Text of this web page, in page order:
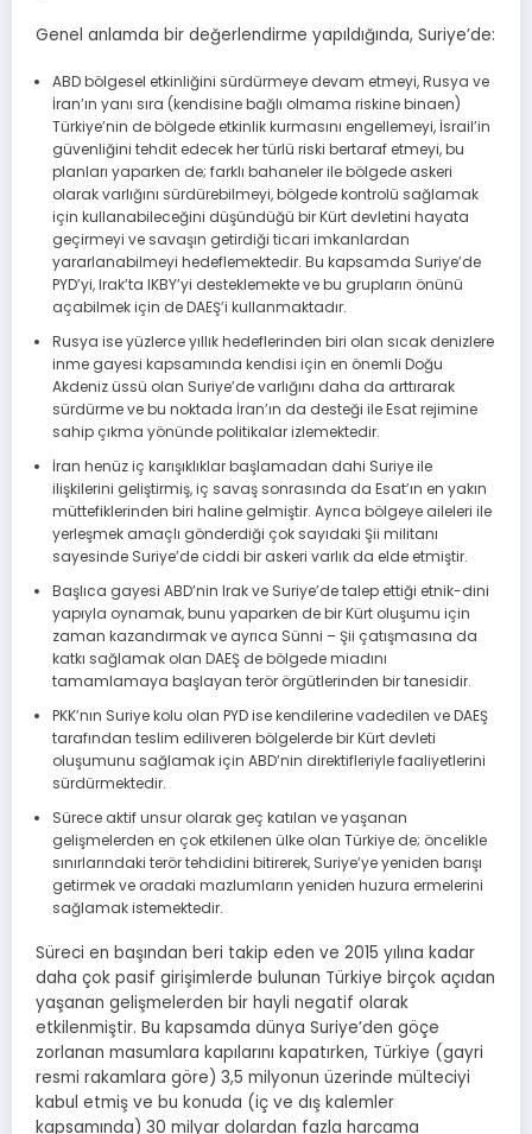
Genel anlamda bir değerlendirme yapıldığında, Suriye’de:
ABD bölgesel etkinliğini sürdürmeye devam etmeyi, Rusya ve
İran’ın yanı sıra (kendisine bağlı olmama riskine binaen)
Türkiye’nin de bölgede etkinlik kurmasını engellemeyi, İsrail’in
güvenliğini tehdit edecek her türlü riski bertaraf etmeyi, bu
planları yaparken de; farklı bahaneler ile bölgede askeri
olarak varlığını sürdürebilmeyi, bölgede kontrolü sağlamak
için kullanabileceğini düşündüğü bir Kürt devletini hayata
geçirmeyi ve savaşın getirdiği ticari imkanlardan
yararlanabilmeyi hedeflemektedir. Bu kapsamda Suriye’de
PYD’yi, Irak’ta IKBY’yi desteklemekte ve bu grupların önünü
açabilmek için de DAEŞ’i kullanmaktadır.
Rusya ise yüzlerce yıllık hedeflerinden biri olan sıcak denizlere
inme gayesi kapsamında kendisi için en önemli Doğu
Akdeniz üssü olan Suriye’de varlığını daha da arttırarak
sürdürme ve bu noktada İran’ın da desteği ile Esat rejimine
sahip çıkma yönünde politikalar izlemektedir.
İran henüz iç karışıklıklar başlamadan dahi Suriye ile
ilişkilerini geliştirmiş, iç savaş sonrasında da Esat’ın en yakın
müttefiklerinden biri haline gelmiştir. Ayrıca bölgeye aileleri ile
yerleşmek amaçlı gönderdiği çok sayıdaki Şii militanı
sayesinde Suriye’de ciddi bir askeri varlık da elde etmiştir.
Başlıca gayesi ABD’nin Irak ve Suriye’de talep ettiği etnik-dini
yapıyla oynamak, bunu yaparken de bir Kürt oluşumu için
zaman kazandırmak ve ayrıca Sünni – Şii çatışmasına da
katkı sağlamak olan DAEŞ de bölgede miadını
tamamlamaya başlayan terör örgütlerinden bir tanesidir.
PKK’nın Suriye kolu olan PYD ise kendilerine vadedilen ve DAEŞ
tarafından teslim ediliveren bölgelerde bir Kürt devleti
oluşumunu sağlamak için ABD’nin direktifleriyle faaliyetlerini
sürdürmektedir.
Sürece aktif unsur olarak geç katılan ve yaşanan
gelişmelerden en çok etkilenen ülke olan Türkiye de; öncelikle
sınırlarındaki terör tehdidini bitirerek, Suriye’ye yeniden barışı
getirmek ve oradaki mazlumların yeniden huzura ermelerini
sağlamak istemektedir.
Süreci en başından beri takip eden ve 2015 yılına kadar
daha çok pasif girişimlerde bulunan Türkiye birçok açıdan
yaşanan gelişmelerden bir hayli negatif olarak
etkilenmiştir. Bu kapsamda dünya Suriye’den göçe
zorlanan masumlara kapılarını kapatırken, Türkiye (gayri
resmi rakamlara göre) 3,5 milyonun üzerinde mülteciyi
kabul etmiş ve bu konuda (iç ve dış kalemler
kapsamında) 30 milyar dolardan fazla harcama